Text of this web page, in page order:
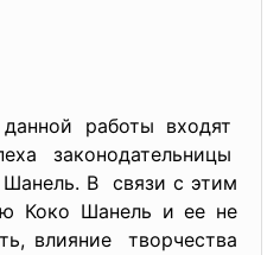
работы входят
законодательницы
В связи с этим
Коко Шанель и ее не
влияние творчества